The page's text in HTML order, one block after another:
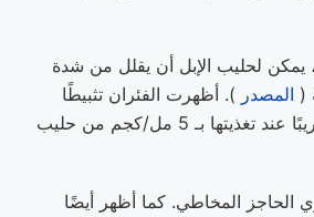
يمكن لحليب الإبل أن يقلل من شدة
( المصدر ). أظهرت الفئران تثبيطًا
للقرحة بنسبة 60% تقريبًا عند تغذيتها بـ 5 مل/كجم من حليب
الحاجز المخاطي. كما أظهر أيضًا